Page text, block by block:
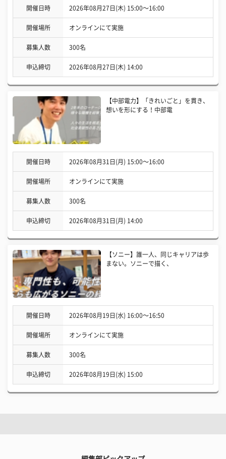
開催日時 2026年08月27日(木) 15:00〜16:00
開催場所 オンラインにて実施
募集人数 300名
申込締切 2026年08月27日(木) 14:00
【中部電力】「きれいごと」を貫き、
想いを形にする！中部電
開催日時 2026年08月31日(月) 15:00〜16:00
開催場所 オンラインにて実施
募集人数 300名
申込締切 2026年08月31日(月) 14:00
【ソニー】誰一人、同じキャリアは歩
まない。ソニーで描く、
開催日時 2026年08月19日(水) 16:00〜16:50
開催場所 オンラインにて実施
募集人数 300名
申込締切 2026年08月19日(水) 15:00